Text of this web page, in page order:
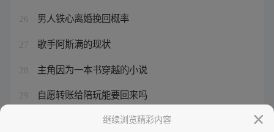
26 男人铁心离婚挽回概率
27 歌手阿斯满的现状
28 主角因为一本书穿越的小说
29 自愿转账给陪玩能要回来吗
三国人生模拟同僚攻略继续浏览精彩内容